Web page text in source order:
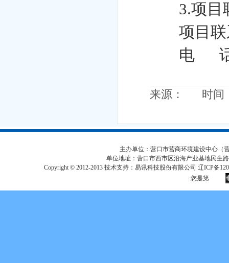
3.项目
项目
电 话
来源： 时间
主办单位：营口市营商环境建设中心（
单位地址：营口市西市区沿海产业基地民生
Copyright © 2012-2013 技术支持：易讯科技股份有限公司 辽ICP备
您是第